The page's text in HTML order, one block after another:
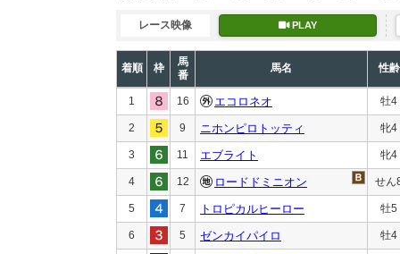
レース映像 PLAY
着順 枠
馬
番
馬名 性齢
1 16 エコロネオ 牡4
2 9 ニホンピロトッティ 牝4
3 11 エブライト 牝4
4 12 ロードドミニオン せん
5 7 トロピカルヒーロー 牡5
6 5 ゼンカイパイロ 牡4